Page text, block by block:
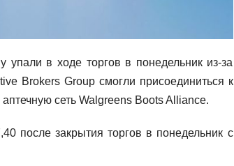
в ходе торгов в понедельник из-за
Brokers Group смогли присоединиться к
сеть Walgreens Boots Alliance.
после закрытия торгов в понедельник с